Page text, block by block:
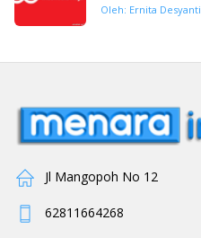
Oleh: Ernita Desyanti
Jl Mangopoh No 12
62811664268